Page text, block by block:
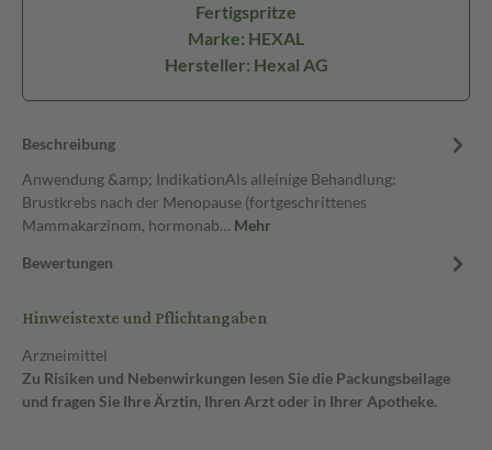
Fertigspritze
Marke: HEXAL
Hersteller: Hexal AG
Beschreibung
Anwendung &amp; IndikationAls alleinige Behandlung:
Brustkrebs nach der Menopause (fortgeschrittenes
Mammakarzinom, hormonab… Mehr
Bewertungen
Hinweistexte und Pflichtangaben
Arzneimittel
Zu Risiken und Nebenwirkungen lesen Sie die Packungsbeilage
und fragen Sie Ihre Ärztin, Ihren Arzt oder in Ihrer Apotheke.